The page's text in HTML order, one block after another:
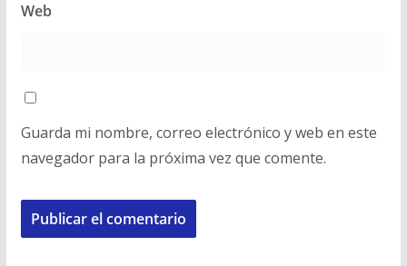
Web
Guarda mi nombre, correo electrónico y web en este
navegador para la próxima vez que comente.